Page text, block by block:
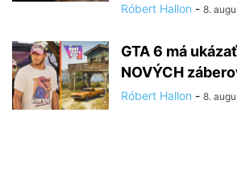
Róbert Hallon - 8.
GTA 6 má
NOVÝCH
Róbert Hallon - 8.